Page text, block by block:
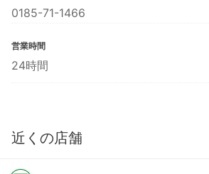
0185-71-1466
営業時間
24時間
近くの店舗